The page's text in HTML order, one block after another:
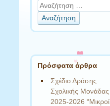
Αναζήτηση
Πρόσφατα άρθρα
Σχέδιο Δράσης
Σχολικής Μονάδας
2025-2026 “Μικροί